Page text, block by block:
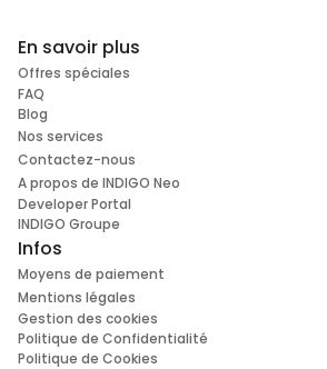
En savoir plus
Offres spéciales
FAQ
Blog
Nos services
Contactez-nous
A propos de INDIGO Neo
Developer Portal
INDIGO Groupe
Infos
Moyens de paiement
Mentions légales
Gestion des cookies
Politique de Confidentialité
Politique de Cookies